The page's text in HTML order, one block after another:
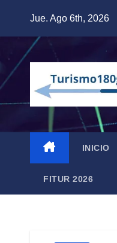
contenido
Jue. Ago 6th, 2026
INICIO
FITUR 2026